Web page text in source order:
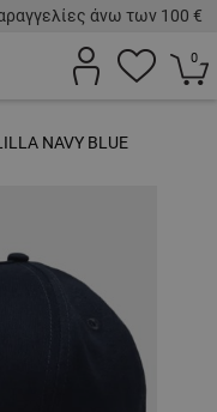
άνω των 100 €
0
NAVY BLUE